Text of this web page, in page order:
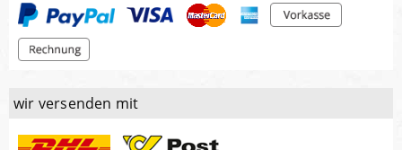
wir versenden mit